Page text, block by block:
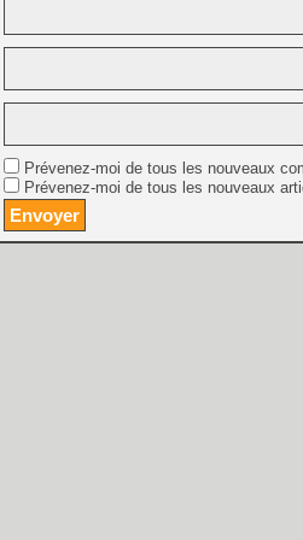
Prévenez-moi de tous les nouveaux
Prévenez-moi de tous les nouveaux